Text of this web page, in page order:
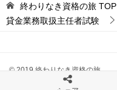
終わりなき資格の旅 TOP
貸金業務取扱主任者試験
© 2019 終わりなき資格の旅